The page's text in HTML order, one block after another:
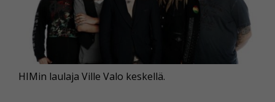
HIMin laulaja Ville Valo keskellä.